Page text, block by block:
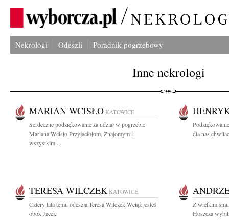
Nekrologi Odeszli Poradnik pogrzebowy
Inne nekrologi
MARIAN WCISŁO KATOWICE
Serdeczne podziękowanie za udział w pogrzebie
Mariana Wcisło Przyjaciołom, Znajomym i
wszystkim,...
dla nas
TERESA WILCZEK KATOWICE
Cztery lata temu odeszła Teresa Wilczek Wciąż jesteś
obok Jacek
Z wielkim
Hoszcza